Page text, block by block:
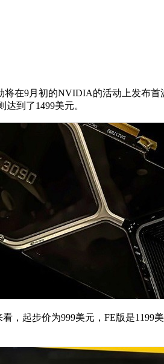
在9月初的NVIDIA的活动上发布首
到了1499美元。
起步价为999美元，FE版是1199